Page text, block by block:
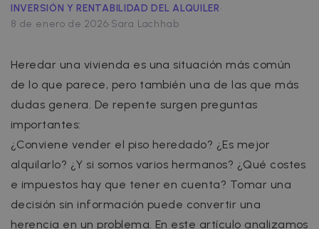
INVERSIÓN Y RENTABILIDAD DEL ALQUILER·
8 de enero de 2026·Sara Lachhab
Heredar una vivienda es una situación más común
de lo que parece, pero también una de las que más
dudas genera. De repente surgen preguntas
importantes:
¿Conviene vender el piso heredado? ¿Es mejor
alquilarlo? ¿Y si somos varios hermanos? ¿Qué costes
e impuestos hay que tener en cuenta? Tomar una
decisión sin información puede convertir una
herencia en un problema. En este artículo analizamos